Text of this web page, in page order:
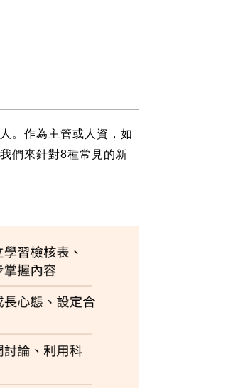
。作為主管或人資，如
們來針對8種常見的新